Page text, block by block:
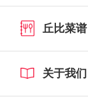
丘比菜谱
关于我们